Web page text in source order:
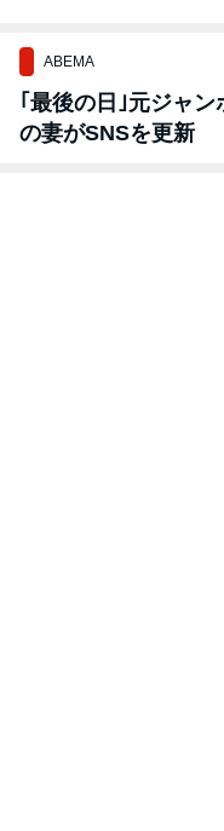
ABEMA
｢最後の日｣元ジャ
の妻がSNSを更新